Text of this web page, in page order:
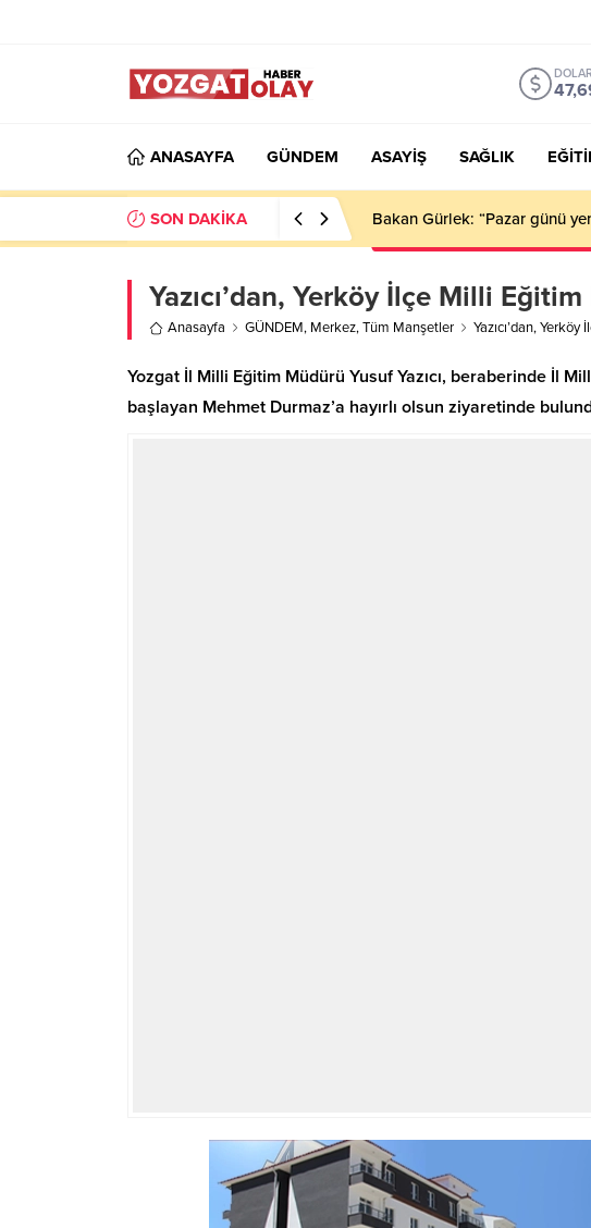
ANASAYFA GÜNDEM ASAYİŞ SAĞLIK
SON DAKİKA Bakan Gürlek: “Pazar günü
Yazıcı’dan, Yerköy İlçe Milli
Anasayfa GÜNDEM, Merkez,Tüm Manşetler Yazıcı’dan,
Yozgat İl Milli Eğitim Müdürü Yusuf Yazıcı, beraberinde İl
başlayan Mehmet Durmaz’a hayırlı olsun ziyaretinde